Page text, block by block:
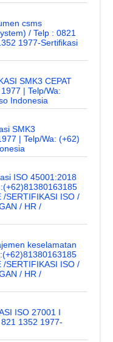
csms
/ Telp : 0821
1977-Sertifikasi
SMK3 CEPAT
| Telp/Wa:
Indonesia
SMK3
| Telp/Wa: (+62)
ISO 45001:2018
/SERTIFIKASI ISO /
/ HR /
keselamatan
/SERTIFIKASI ISO /
/ HR /
ISO 27001 I
1352 1977-